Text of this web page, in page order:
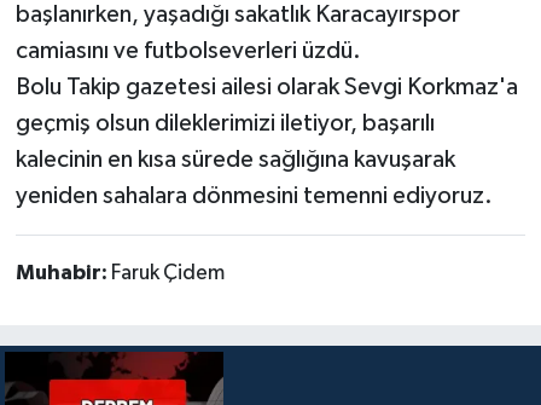
başlanırken, yaşadığı sakatlık Karacayırspor
camiasını ve futbolseverleri üzdü.
Bolu Takip gazetesi ailesi olarak Sevgi Korkmaz'a
geçmiş olsun dileklerimizi iletiyor, başarılı
kalecinin en kısa sürede sağlığına kavuşarak
yeniden sahalara dönmesini temenni ediyoruz.
Muhabir: Faruk Çidem